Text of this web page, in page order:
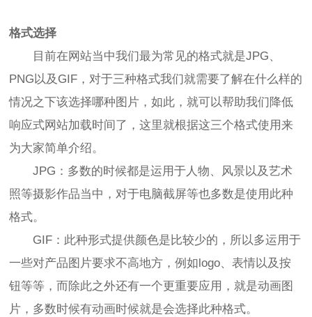
格式选择
目前在网站当中我们最为常见的格式就是JPG、
PNG以及GIF，对于三种格式我们就需要了解在什么样的
情况之下该选择哪种图片，如此，就可以帮助我们降低
响应式网站加载时间了，这里就根据这三个格式使用来
为大家简单介绍。
JPG：多数的时候都是运用于人物、风景以及艺术
照等摄影作品当中，对于电脑截屏等也多数是使用此种
格式。
GIF：此种形式提供颜色是比较少的，所以多运用于
一些对产品图片要求不高地方，例如logo、表情以及按
钮等等，而除此之外还有一个更重要应用，就是动画图
片，多数时候有动画时候就是会选择此种格式。